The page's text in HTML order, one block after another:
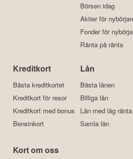
Börsen idag
Aktier för
Fonder för
Ränta på ränta
Kreditkort
Bästa kreditkortet
Kreditkort för resor
Kreditkort med bonus
Bensinkort
Lån
Bästa lånen
Billiga lån
Lån med låg ränta
Samla lån
Kort om oss